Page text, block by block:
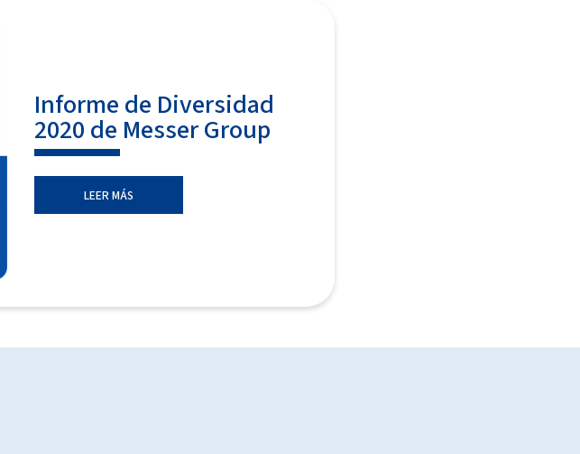
Informe de Diversidad
2020 de Messer Group
LEER MÁS